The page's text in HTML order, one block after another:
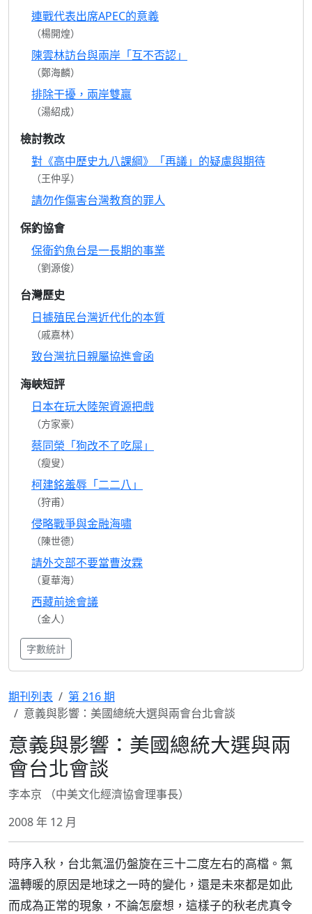
連戰代表出席APEC的意義
（楊開煌）
陳雲林訪台與兩岸「互不否認」
（鄭海麟）
排除干擾，兩岸雙贏
（湯紹成）
檢討教改
對《高中歷史九八課綱》「再議」的疑慮與期待
（王仲孚）
請勿作傷害台灣教育的罪人
保釣協會
保衛釣魚台是一長期的事業
（劉源俊）
台灣歷史
日據殖民台灣近代化的本質
（戚嘉林）
致台灣抗日親屬協進會函
海峽短評
日本在玩大陸架資源把戲
（方家豪）
蔡同榮「狗改不了吃屎」
（瘦叟）
柯建銘羞辱「二二八」
（狩甫）
侵略戰爭與金融海嘯
（陳世德）
請外交部不要當曹汝霖
（夏華海）
西藏前途會議
（金人）
字數統計
期刊列表
第 216 期
意義與影響：美國總統大選與兩會台北會談
意義與影響：美國總統大選與兩
會台北會談
李本京 （中美文化經濟協會理事長）
2008 年 12 月
時序入秋，台北氣溫仍盤旋在三十二度左右的高檔。氣
溫轉暖的原因是地球之一時的變化，還是未來都是如此
而成為正常的現象，不論怎麼想，這樣子的秋老虎真令